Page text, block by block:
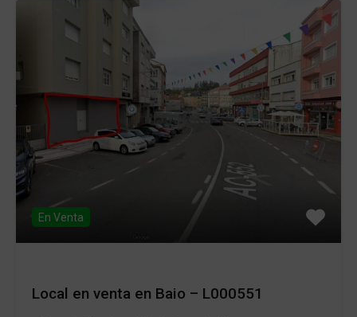
En Venta
Local en venta en Baio – L000551